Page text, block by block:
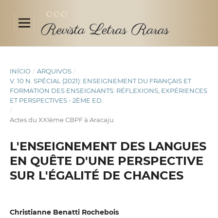
INÍCIO / ARQUIVOS /
V. 10 N. SPÉCIAL (2021): ENSEIGNEMENT DU FRANÇAIS ET
FORMATION DES ENSEIGNANTS: RÉFLEXIONS, EXPÉRIENCES
ET PERSPECTIVES - 2ÈME ED.
/
Actes du XXIème CBPF à Aracaju
L'ENSEIGNEMENT DES LANGUES
EN QUÊTE D'UNE PERSPECTIVE
SUR L'ÉGALITÉ DE CHANCES
Christianne Benatti Rochebois